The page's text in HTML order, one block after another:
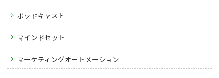
ポッドキャスト
マインドセット
マーケティングオートメーション